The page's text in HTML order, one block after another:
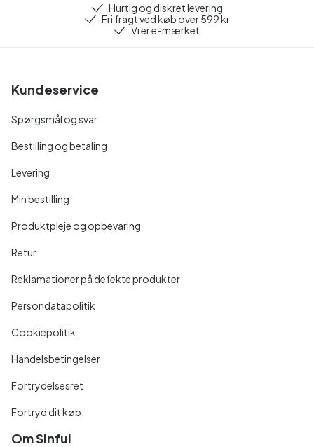
Hurtig og diskret levering
Fri fragt ved køb over 599 kr
Vi er e-mærket
Kundeservice
Spørgsmål og svar
Bestilling og betaling
Levering
Min bestilling
Produktpleje og opbevaring
Retur
Reklamationer på defekte produkter
Persondatapolitik
Cookiepolitik
Handelsbetingelser
Fortrydelsesret
Fortryd dit køb
Om Sinful